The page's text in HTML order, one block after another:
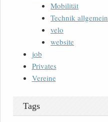
Mobilität
Technik allgemein
velo
website
job
Privates
Vereine
Tags